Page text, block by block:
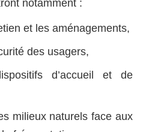
notamment :
et les aménagements,
des usagers,
d’accueil et de
milieux naturels face aux